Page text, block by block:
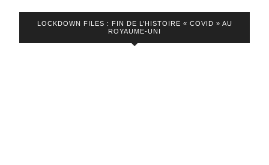
LOCKDOWN FILES : FIN DE L’HISTOIRE « COVID » AU
ROYAUME-UNI